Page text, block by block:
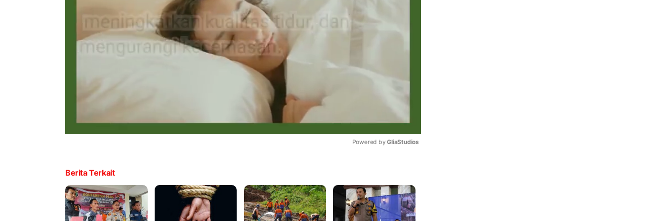
Powered by GliaStudios
Berita Terkait